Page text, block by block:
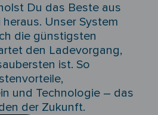
Du das Beste aus
Unser System
die günstigsten
den Ladevorgang,
ist. So
und Technologie – das
der Zukunft.